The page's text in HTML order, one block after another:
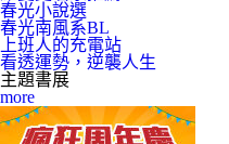
春光小說選
春光南風系BL
上班人的充電站
看透運勢，逆襲人生
主題書展
more